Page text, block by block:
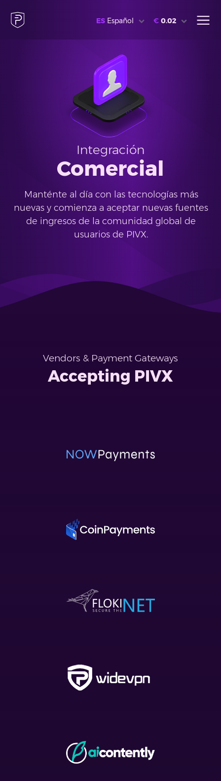
ES Español € 0.02
Integración
Comercial
Manténte al día con las tecnologías más
nuevas y comienza a aceptar nuevas fuentes
de ingresos de la comunidad global de
usuarios de PIVX.
Vendors & Payment Gateways
Accepting PIVX